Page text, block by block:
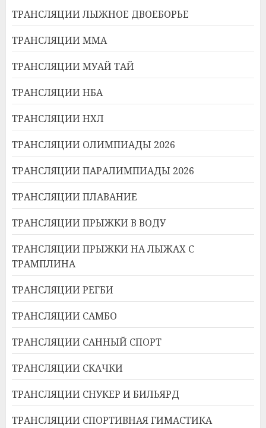
ТРАНСЛЯЦИИ ЛЫЖНОЕ ДВОЕБОРЬЕ
ТРАНСЛЯЦИИ ММА
ТРАНСЛЯЦИИ МУАЙ ТАЙ
ТРАНСЛЯЦИИ НБА
ТРАНСЛЯЦИИ НХЛ
ТРАНСЛЯЦИИ ОЛИМПИАДЫ 2026
ТРАНСЛЯЦИИ ПАРАЛИМПИАДЫ 2026
ТРАНСЛЯЦИИ ПЛАВАНИЕ
ТРАНСЛЯЦИИ ПРЫЖКИ В ВОДУ
ТРАНСЛЯЦИИ ПРЫЖКИ НА ЛЫЖАХ С
ТРАМПЛИНА
ТРАНСЛЯЦИИ РЕГБИ
ТРАНСЛЯЦИИ САМБО
ТРАНСЛЯЦИИ САННЫЙ СПОРТ
ТРАНСЛЯЦИИ СКАЧКИ
ТРАНСЛЯЦИИ СНУКЕР И БИЛЬЯРД
ТРАНСЛЯЦИИ СПОРТИВНАЯ ГИМАСТИКА